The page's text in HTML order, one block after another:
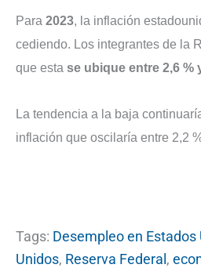
Para 2023, la inflación
cediendo. Los integrantes de la
que esta se ubique entre 2,6 %
La tendencia a la baja
inflación que oscilaría entre 2,2
Tags: Desempleo en Estados
Unidos, Reserva Federal,